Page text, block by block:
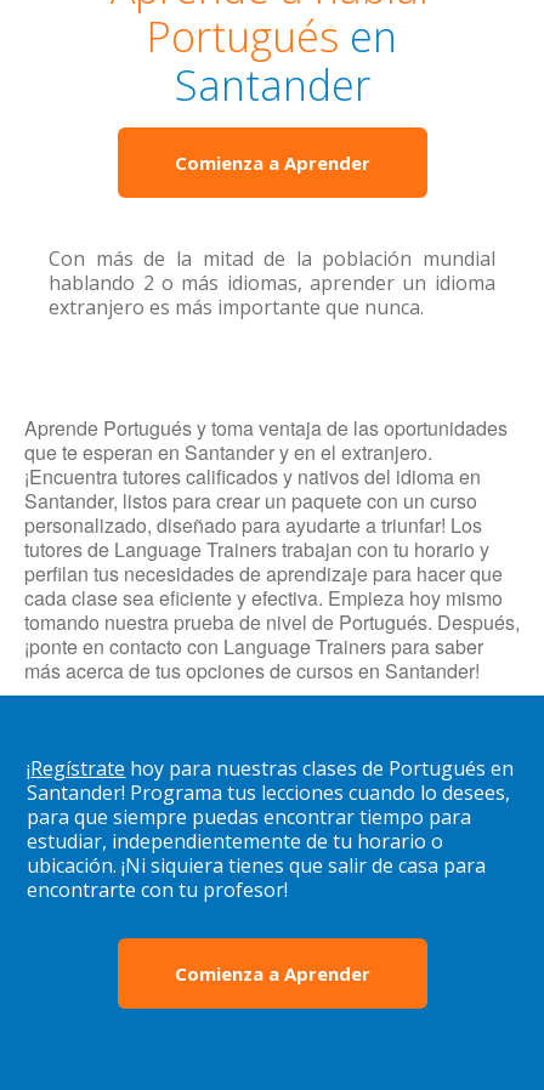
Portugués en
Santander
Comienza a Aprender
Con más de la mitad de la población mundial
hablando 2 o más idiomas, aprender un idioma
extranjero es más importante que nunca.
Aprende Portugués y toma ventaja de las oportunidades
que te esperan en Santander y en el extranjero.
¡Encuentra tutores calificados y nativos del idioma en
Santander, listos para crear un paquete con un curso
personalizado, diseñado para ayudarte a triunfar! Los
tutores de Language Trainers trabajan con tu horario y
perfilan tus necesidades de aprendizaje para hacer que
cada clase sea eficiente y efectiva. Empieza hoy mismo
tomando nuestra prueba de nivel de Portugués. Después,
¡ponte en contacto con Language Trainers para saber
más acerca de tus opciones de cursos en Santander!
¡Regístrate hoy para nuestras clases de Portugués en
Santander! Programa tus lecciones cuando lo desees,
para que siempre puedas encontrar tiempo para
estudiar, independientemente de tu horario o
ubicación. ¡Ni siquiera tienes que salir de casa para
encontrarte con tu profesor!
Comienza a Aprender